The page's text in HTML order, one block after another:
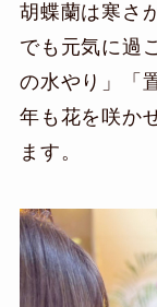
胡蝶蘭は寒さ
でも元気に過
の水やり」「
年も花を咲か
ます。